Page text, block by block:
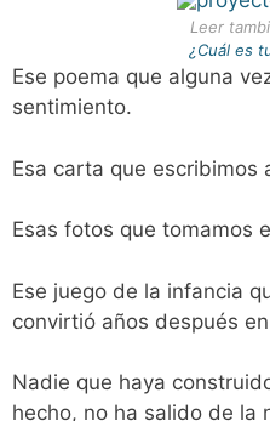
Leer
¿Cuál es
Ese poema que alguna
sentimiento.
Esa carta que escribimos
Esas fotos que tomamos
Ese juego de la infancia
convirtió años después
Nadie que haya
hecho, no ha salido de la